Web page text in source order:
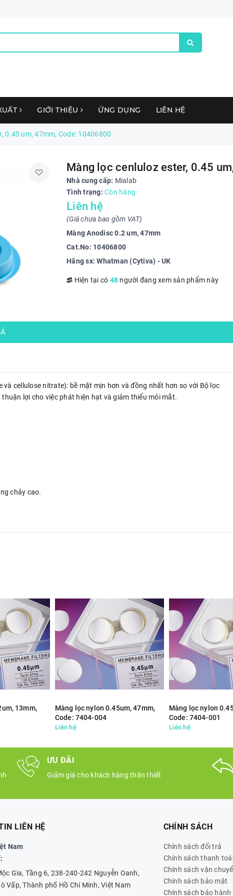
GIỚI THIỆU ỨNG DỤNG LIÊN HỆ
0.45 um, 47mm, Code: 10406800
Màng lọc cenluloz ester, 0.45
Nhà cung cấp: Mialab
Tình trạng: Còn hàng
Liên hệ
(Giá chưa bao gồm VAT)
Màng Anodisc 0.2 um, 47mm
Cat.No: 10406800
Hãng sx: Whatman (Cytiva) - UK
Hiện tại có 48 người đang xem sản phẩm này
và cellulose nitrate): bề mặt mịn hơn và đồng nhất hơn so với Bộ lọc
lợi cho việc phát hiện hạt và giảm thiểu mỏi mắt.
chảy cao.
13mm,
Màng lọc nylon 0.45um, 47mm,
Code: 7404-004
Liên hệ
Màng lọc nylon
Code: 7404-001
Liên hệ
ƯU ĐÃI
Giảm giá cho khách hàng thân thiết
LIÊN HỆ
Nam
Gia, Tầng 6, 238-240-242 Nguyễn Oanh,
Vấp, Thành phố Hồ Chí Minh, Việt Nam
CHÍNH SÁCH
Chính sách đổi trả
Chính sách thanh
Chính sách vận
Chính sách bảo mật
Chính sách bảo hành